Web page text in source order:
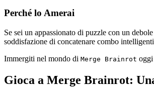
Perché lo Amerai
Se sei un appassionato di puzzle con un
soddisfazione di concatenare combo
Immergiti nel mondo di Merge Brainrot oggi
Gioca a Merge Brainrot: